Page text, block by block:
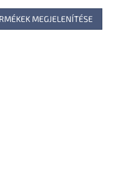
MEGJELENÍTÉSE